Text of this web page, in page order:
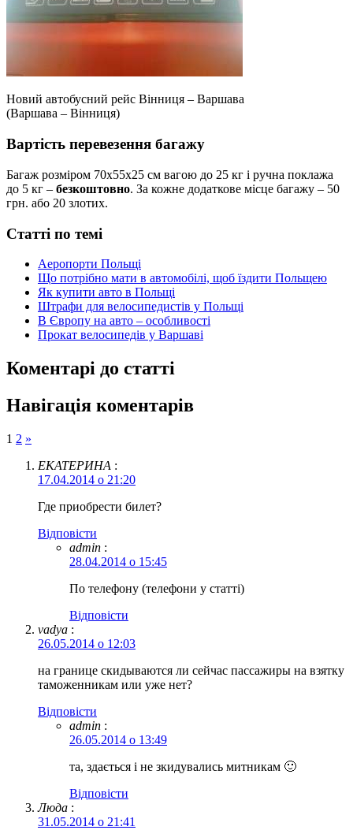
Новий автобусний рейс Вінниця – Варшава
(Варшава – Вінниця)
Вартість перевезення багажу
Багаж розміром 70х55х25 см вагою до 25 кг і ручна поклажа
до 5 кг – безкоштовно. За кожне додаткове місце багажу – 50
грн. або 20 злотих.
Статті по темі
Аеропорти Польщі
Що потрібно мати в автомобілі, щоб їздити Польщею
Як купити авто в Польщі
Штрафи для велосипедистів у Польщі
В Європу на авто – особливості
Прокат велосипедів у Варшаві
Коментарі до статті
Навігація коментарів
1 2 »
ЕКАТЕРИНА :
17.04.2014 о 21:20
Где приобрести билет?
Відповіcти
admin :
28.04.2014 о 15:45
По телефону (телефони у статті)
Відповіcти
vadya :
26.05.2014 о 12:03
на границе скидываются ли сейчас пассажиры на взятку
таможенникам или уже нет?
Відповіcти
admin :
26.05.2014 о 13:49
та, здається і не зкидувались митникам 🙂
Відповіcти
Люда :
31.05.2014 о 21:41